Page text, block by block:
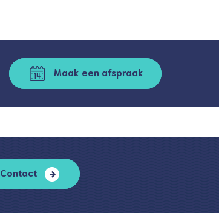
Maak een afspraak
Contact